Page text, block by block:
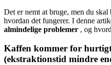
Det er nemt at bruge, men du
hvordan det fungerer. I denne
almindelige problemer , og
Kaffen kommer for
(ekstraktionstid mindre